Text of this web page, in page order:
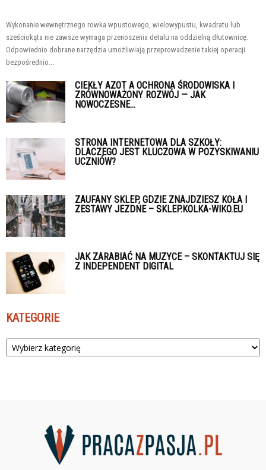
Wykonanie wewnętrznego rowka wpustowego, wielowypustu, kwadratu lub
sześciokąta nie zawsze wymaga przenoszenia detalu na oddzielną dłutownicę.
Odpowiednio dobrane narzędzia umożliwiają przeprowadzenie takiej operacji
bezpośrednio...
CIEKŁY AZOT A OCHRONA ŚRODOWISKA I
ZRÓWNOWAŻONY ROZWÓJ — JAK
NOWOCZESNE...
STRONA INTERNETOWA DLA SZKOŁY:
DLACZEGO JEST KLUCZOWA W POZYSKIWANIU
UCZNIÓW?
ZAUFANY SKLEP, GDZIE ZNAJDZIESZ KOŁA I
ZESTAWY JEZDNE – SKLEP.KOLKA-WIKO.EU
JAK ZARABIAĆ NA MUZYCE – SKONTAKTUJ SIĘ
Z INDEPENDENT DIGITAL
KATEGORIE
Kategorie